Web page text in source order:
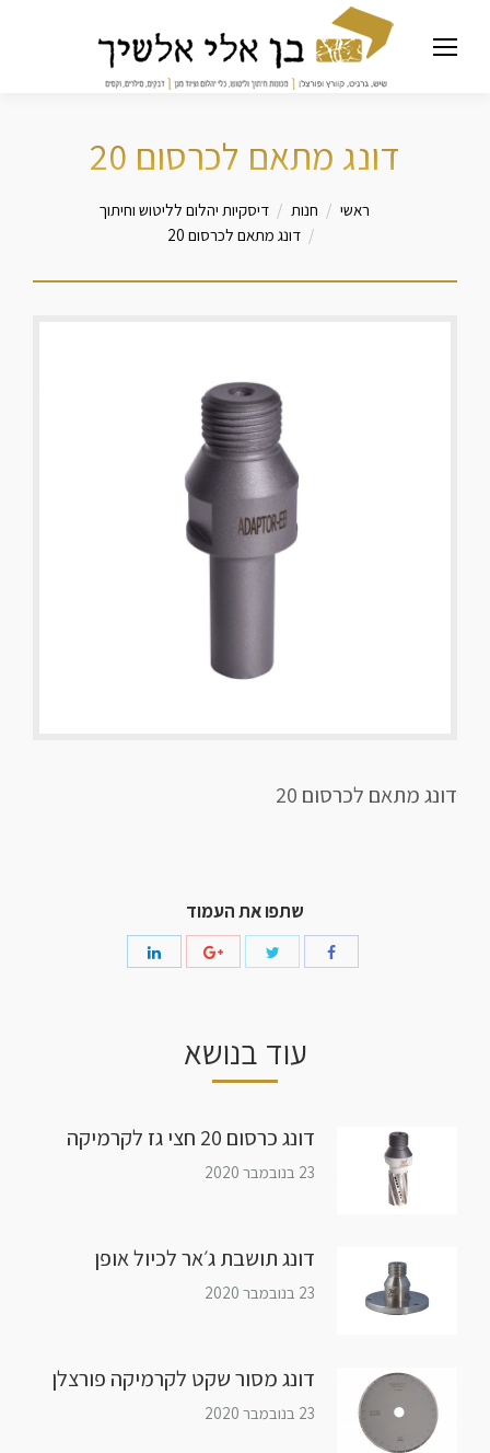
דונג מתאם לכרסום 20
מיקומך כאןראשי חנות
דיסקיות יהלום לליטוש וחיתוך
דונג מתאם לכרסום 20
דונג מתאם לכרסום 20
שתפו את העמוד
עוד בנושא
דונג כרסום 20 חצי גז לקרמיקה
23 בנובמבר 2020
דונג תושבת ג׳אר לכיול אופן
23 בנובמבר 2020
דונג מסור שקט לקרמיקה פורצלן
23 בנובמבר 2020